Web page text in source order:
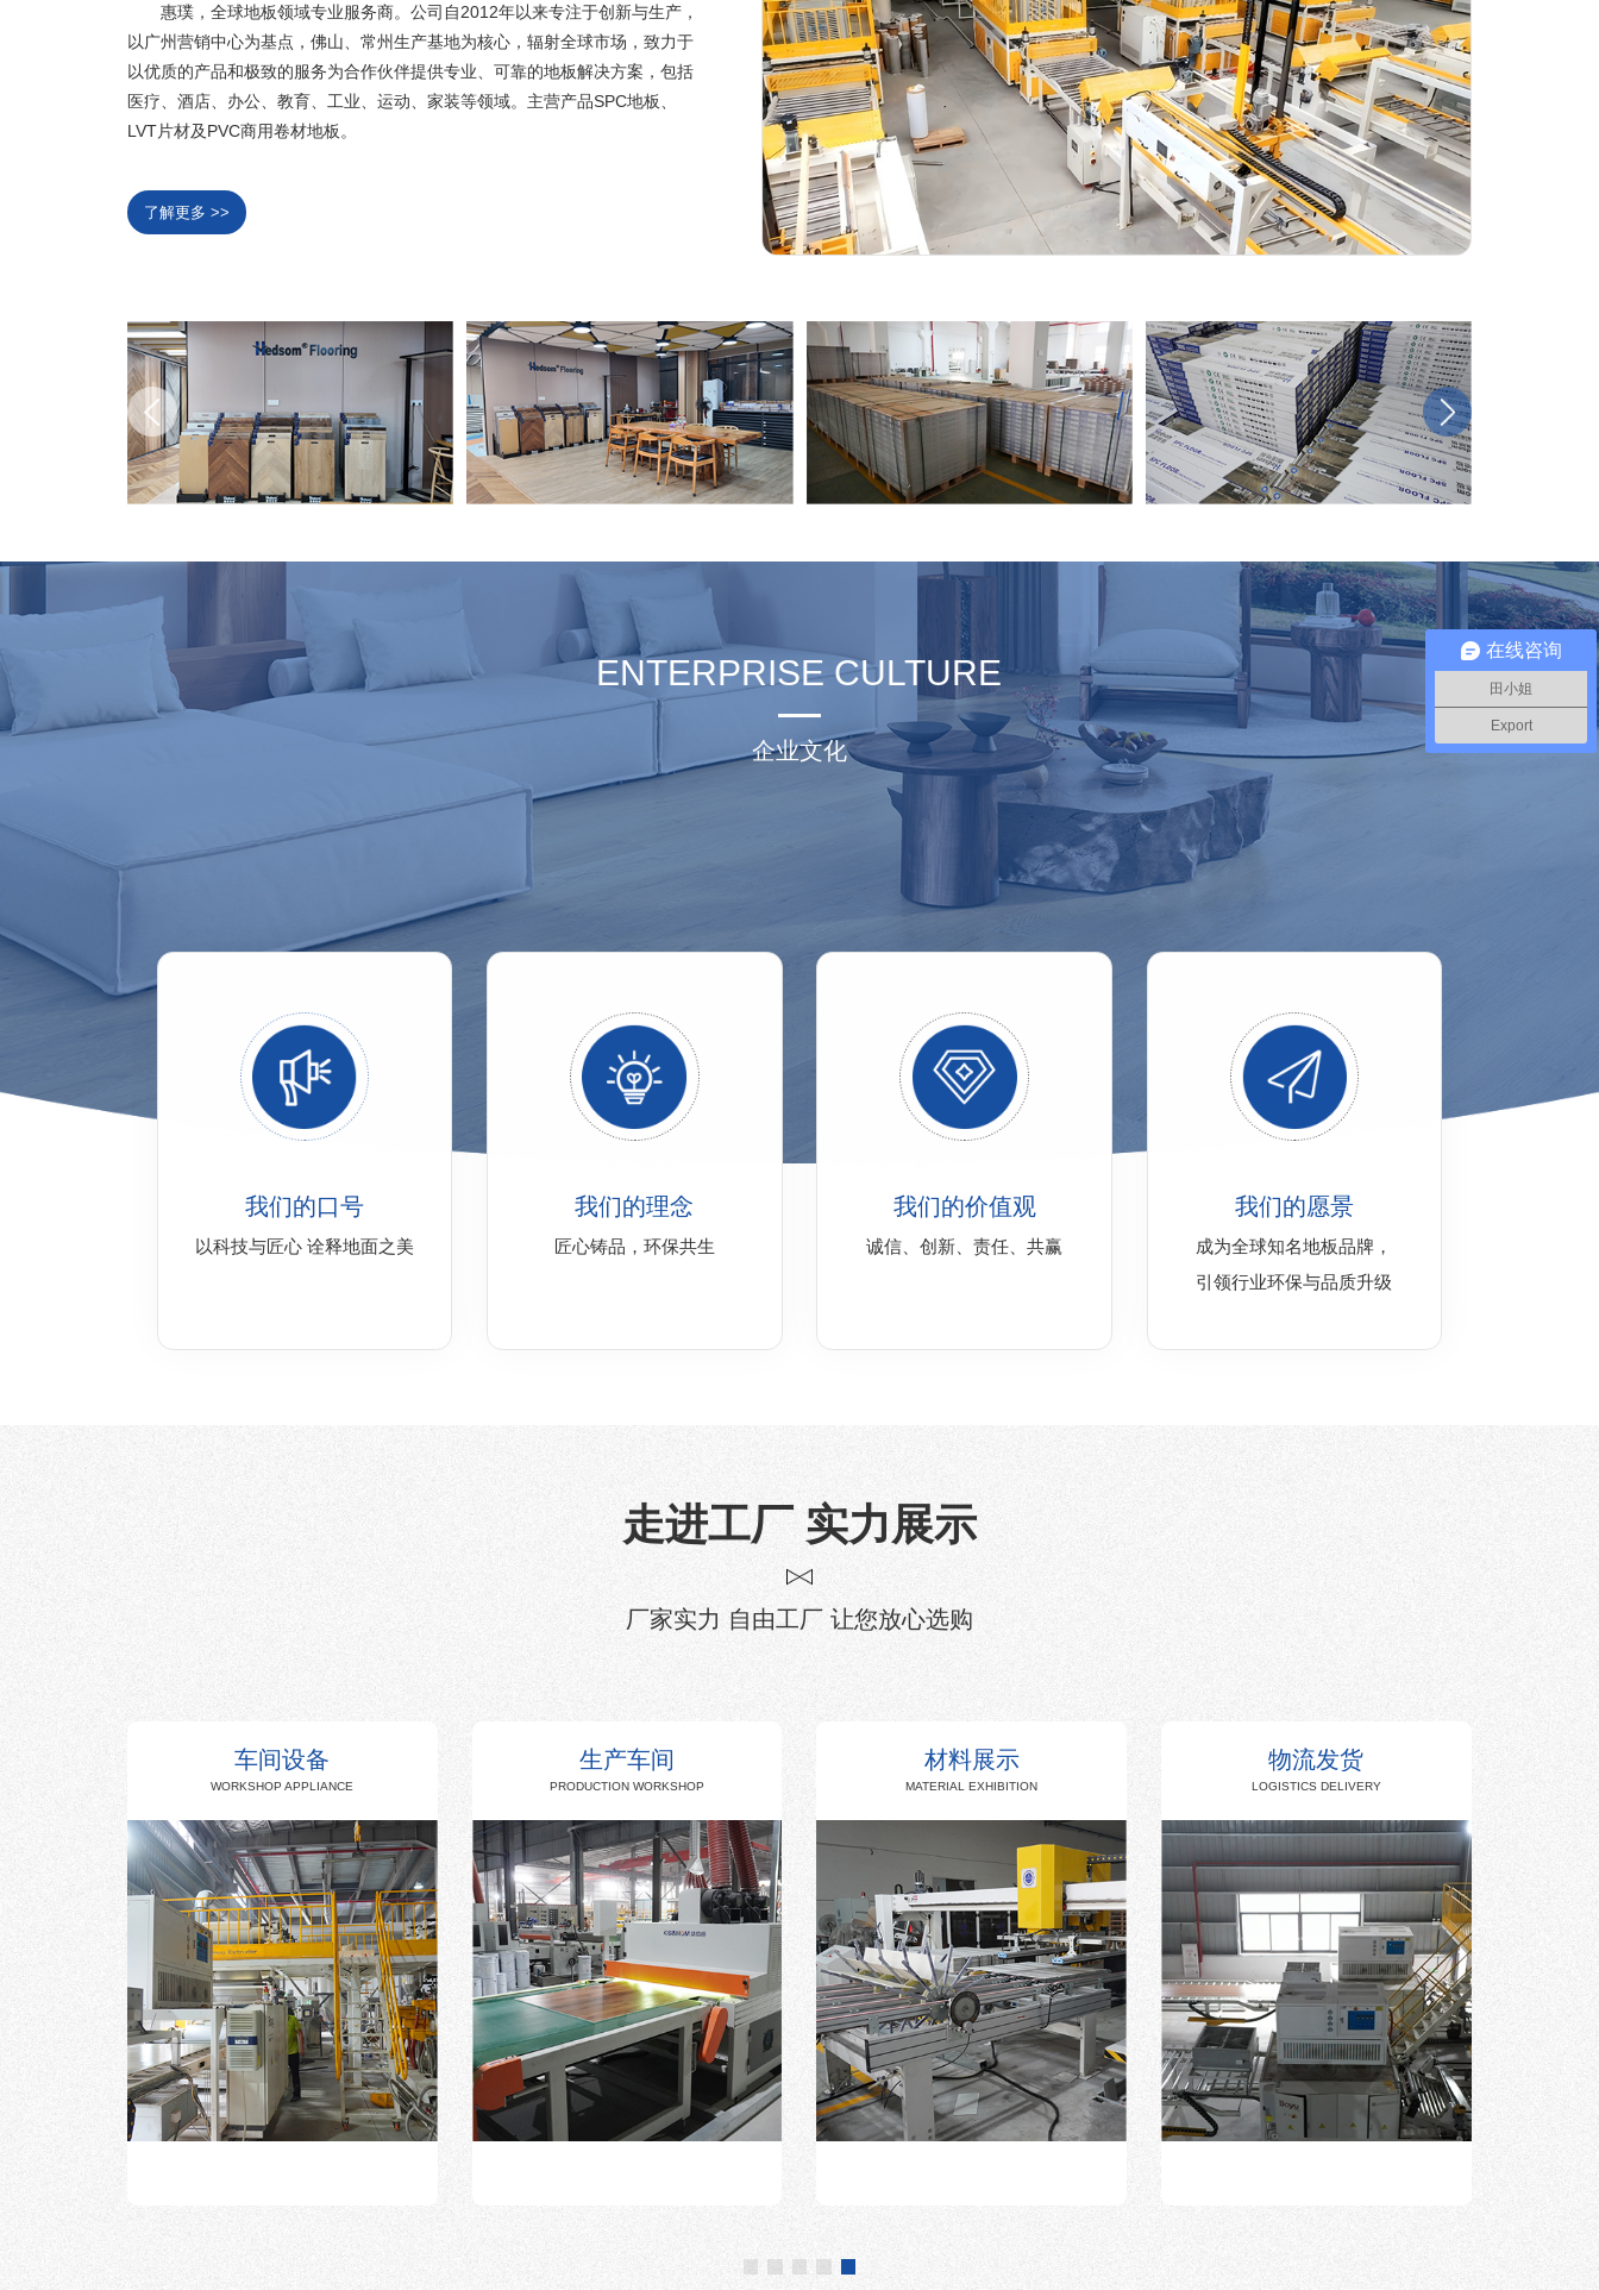
惠璞，全球地板领域专业服务商。公司自2012年以来专注于创新与生产，
以广州营销中心为基点，佛山、常州生产基地为核心，辐射全球市场，致力于
以优质的产品和极致的服务为合作伙伴提供专业、可靠的地板解决方案，包括
医疗、酒店、办公、教育、工业、运动、家装等领域。主营产品SPC地板、
LVT片材及PVC商用卷材地板。
了解更多 >>
ENTERPRISE CULTURE
企业文化
我们的口号
以科技与匠心 诠释地面之美
我们的理念
匠心铸品，环保共生
我们的价值观
诚信、创新、责任、共赢
我们的愿景
成为全球知名地板品牌，
引领行业环保与品质升级
走进工厂 实力展示
厂家实力 自由工厂 让您放心选购
车间设备
WORKSHOP APPLIANCE
生产车间
PRODUCTION WORKSHOP
材料展示
MATERIAL EXHIBITION
物流发货
LOGISTICS DELIVERY
在线咨询
田小姐
Export